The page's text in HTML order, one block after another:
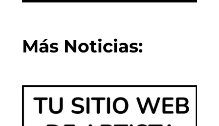
Más Noticias: